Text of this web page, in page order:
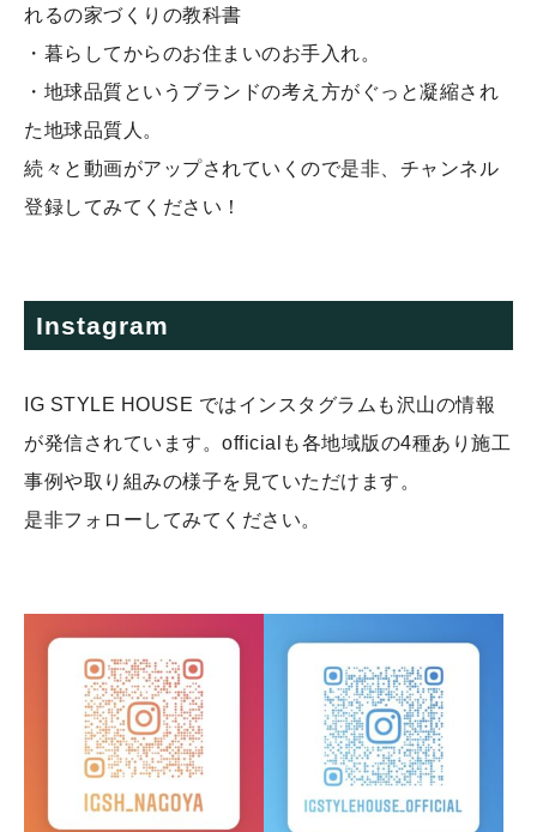
れるの家づくりの教科書
・暮らしてからのお住まいのお手入れ。
・地球品質というブランドの考え方がぐっと凝縮され
た地球品質人。
続々と動画がアップされていくので是非、チャンネル
登録してみてください！
Instagram
IG STYLE HOUSE ではインスタグラムも沢山の情報
が発信されています。officialも各地域版の4種あり施工
事例や取り組みの様子を見ていただけます。
是非フォローしてみてください。